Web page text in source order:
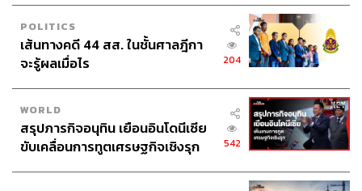
ม.112
พ.ร.บ.คอมพิวเตอร์
POLITICS
เส้นทางคดี 44 สส. ในชั้นศาลฎีกา
จะรู้ผลเมื่อไร
204
WORLD
สรุปภารกิจอนุทิน เยือนอินโดนีเซีย
ขับเคลื่อนการทูตเศรษฐกิจเชิงรุก
542